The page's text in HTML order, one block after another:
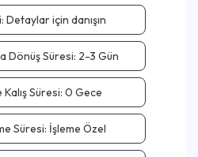
Detaylar için danışın
Dönüş Süresi: 2-3 Gün
Süresi: 0 Gece
Süresi: İşleme Özel